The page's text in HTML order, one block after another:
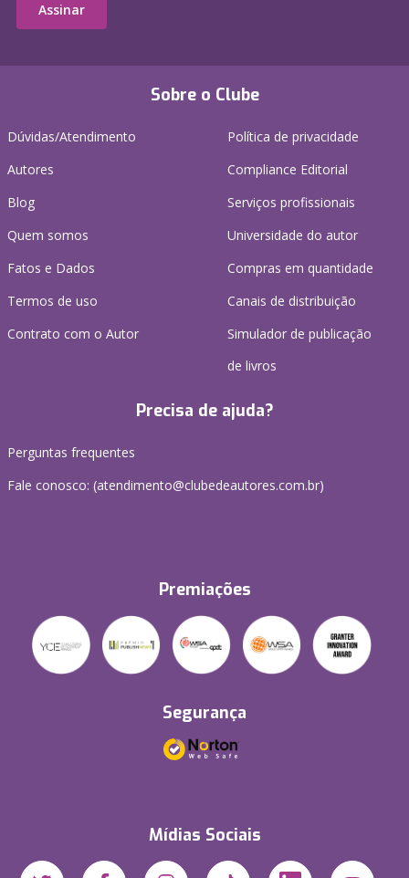
Sobre o Clube
Dúvidas/Atendimento
Autores
Blog
Quem somos
Fatos e Dados
Termos de uso
Contrato com o Autor
Política de privacidade
Compliance Editorial
Serviços profissionais
Universidade do autor
Compras em quantidade
Canais de distribuição
Simulador de publicação
de livros
Precisa de ajuda?
Perguntas frequentes
Fale conosco: (atendimento@clubedeautores.com.br)
Premiações
Segurança
Mídias Sociais
Assinar